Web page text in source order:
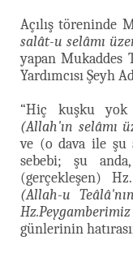
Açılış töreninde
salât-u selâmı
yapan Mukaddes
Yardımcısı Şeyh
“Hiç kuşku yok
(Allah'ın selâmı
ve (o dava ile şu
sebebi; şu
(gerçekleşen)
(Allah-u
günlerinin